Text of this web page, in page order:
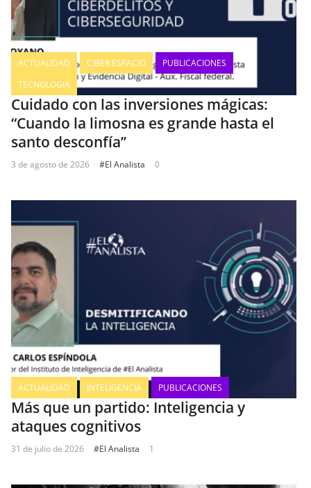
ACTUALIDAD CIBER ESPACIO
PUBLICACIONES
TECNOLOGIA
Cuidado con las inversiones mágicas:
“Cuando la limosna es grande hasta el
santo desconfía’’
3 de agosto de 2026 #El Analista 0
ACTUALIDAD INTELIGENCIA PUBLICACIONES
Más que un partido: Inteligencia y
ataques cognitivos
31 de julio de 2026 #El Analista 1